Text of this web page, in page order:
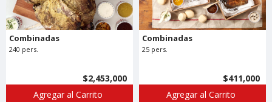
Combinadas
240 pers.
$2,453,000
Agregar al Carrito
Combinadas
25 pers.
$411,000
Agregar al Carrito